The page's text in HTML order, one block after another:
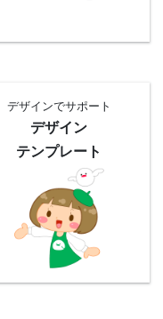
デザインでサポート
デザイン
テンプレート